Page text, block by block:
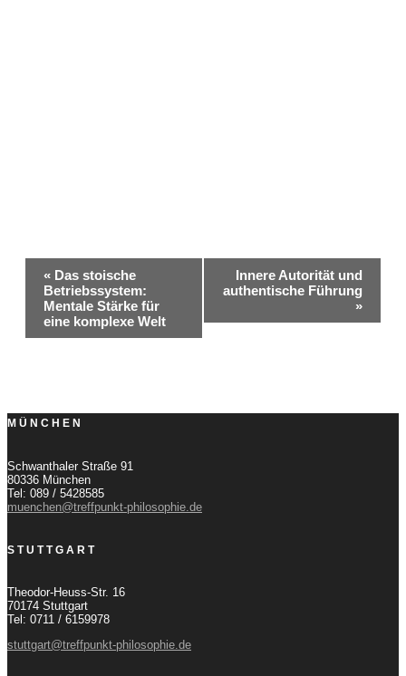
Veranstaltung-
Navigation
« Das stoische
Betriebssystem:
Mentale Stärke für
eine komplexe Welt
Innere Autorität und
authentische Führung
»
MÜNCHEN
Schwanthaler Straße 91
80336 München
Tel: 089 / 5428585
muenchen@treffpunkt-philosophie.de
STUTTGART
Theodor-Heuss-Str. 16
70174 Stuttgart
Tel: 0711 / 6159978
stuttgart@treffpunkt-philosophie.de